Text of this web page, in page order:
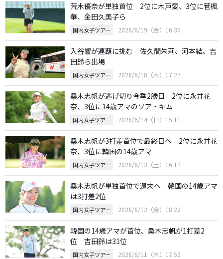
荒木優奈が単独首位 2位に木戸愛、3位に菅楓
華、金田久美子ら
国内女子ツアー 2026/6/19（金）16:30
入谷響が連覇に挑む 佐久間朱莉、河本結、吉
田鈴ら出場
国内女子ツアー 2026/6/18（木）17:27
桑木志帆が逃げ切り今季2勝目 2位に永井花
奈、3位に14歳アマのソア・キム
国内女子ツアー 2026/6/14（日）15:11
桑木志帆が3打差首位で最終日へ 2位に永井花
奈、3位に韓国の14歳アマ
国内女子ツアー 2026/6/13（土）16:17
桑木志帆が単独首位で週末へ 韓国の14歳アマ
は3打差2位
国内女子ツアー 2026/6/12（金）18:22
韓国の14歳アマが首位、桑木志帆が1打差2
位 吉田鈴は31位
国内女子ツアー 2026/6/11（木）17:55